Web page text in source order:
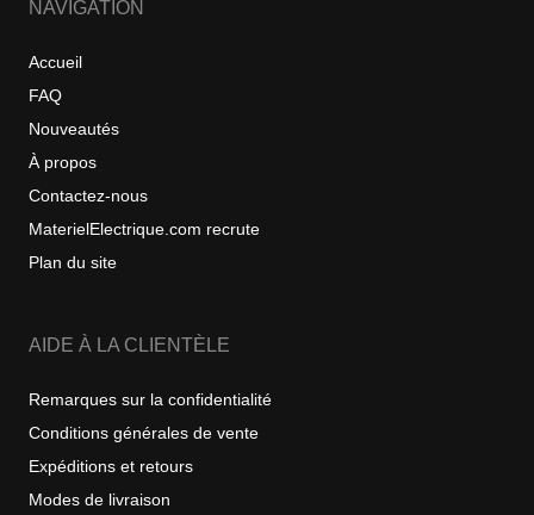
NAVIGATION
Accueil
FAQ
Nouveautés
À propos
Contactez-nous
MaterielElectrique.com recrute
Plan du site
AIDE À LA CLIENTÈLE
Remarques sur la confidentialité
Conditions générales de vente
Expéditions et retours
Modes de livraison